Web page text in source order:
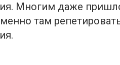
Многим даже
там